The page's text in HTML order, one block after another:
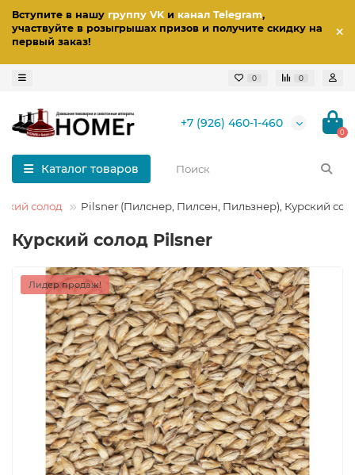
Вступите в нашу группу VKи канал Telegram,
участвуйте в розыгрышах призов и получите скидку на
первый заказ!
0 0
+7 (926) 460-1-460
0
Каталог товаров
солод Pilsner (Пилснер, Пилсен, Пильзнер), Курский
Курский солод Pilsner
Лидер продаж!